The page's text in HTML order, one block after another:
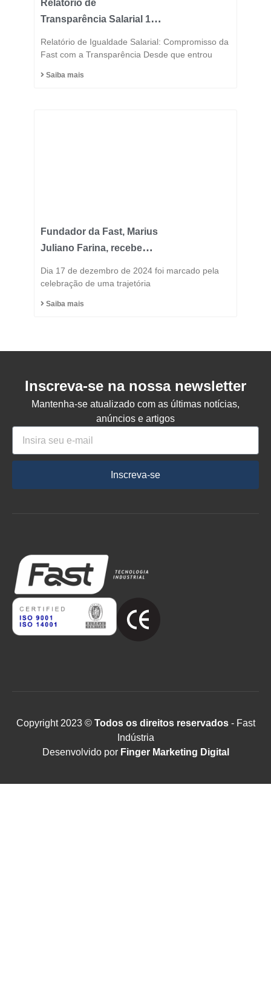
Relatório de
Transparência Salarial 1º
Relatório de Igualdade Salarial: Compromisso da
Fast com a Transparência Desde que entrou
Saiba mais
Fundador da Fast, Marius
Juliano Farina, recebe
Honorário do Município
Dia 17 de dezembro de 2024 foi marcado pela
celebração de uma trajetória
Saiba mais
Inscreva-se na nossa newsletter
Mantenha-se atualizado com as últimas notícias,
anúncios e artigos
Inscreva-se
Copyright 2023 ©Todos os direitos reservados- Fast
Indústria
Desenvolvido por Finger Marketing Digital